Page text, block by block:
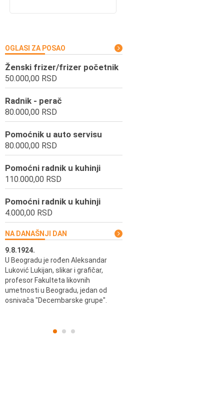
OGLASI ZA POSAO
Ženski frizer/frizer početnik
50.000,00 RSD
Radnik - perač
80.000,00 RSD
Pomoćnik u auto servisu
80.000,00 RSD
Pomoćni radnik u kuhinji
110.000,00 RSD
Pomoćni radnik u kuhinji
4.000,00 RSD
NA DANAŠNJI DAN
9.8.1924.
U Beogradu je rođen Aleksandar
Luković Lukijan, slikar i grafičar,
profesor Fakulteta likovnih
umetnosti u Beogradu, jedan od
osnivača "Decembarske grupe".